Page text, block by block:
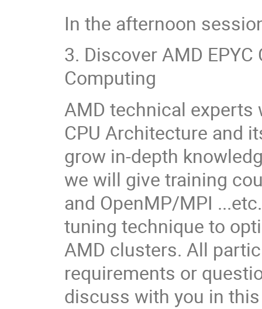
In the afternoon
3. Discover AMD
Computing
AMD technical experts
CPU Architecture and
grow in-depth
we will give training
and OpenMP/MPI
tuning technique to
AMD clusters. All
requirements or
discuss with you in